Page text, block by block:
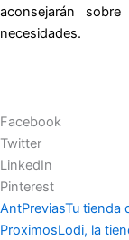
aconsejarán
necesidades.
Facebook
Twitter
LinkedIn
Pinterest
AntPreviasTu tienda
ProximosLodi, la